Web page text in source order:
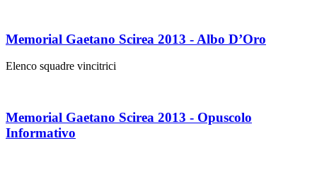
Memorial Gaetano Scirea 2013 - Albo D’Oro
Elenco squadre vincitrici
Memorial Gaetano Scirea 2013 - Opuscolo
Informativo